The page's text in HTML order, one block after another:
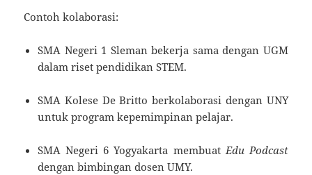
Contoh kolaborasi:
SMA Negeri 1 Sleman bekerja sama dengan UGM
dalam riset pendidikan STEM.
SMA Kolese De Britto berkolaborasi dengan UNY
untuk program kepemimpinan pelajar.
SMA Negeri 6 Yogyakarta membuatEdu Podcast
dengan bimbingan dosen UMY.